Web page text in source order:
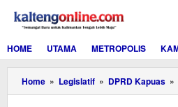
konten
HOME
UTAMA METROPOLIS
Home » Legislatif » DPRD Kapuas »